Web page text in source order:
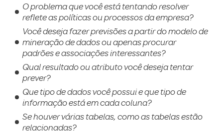
O problema que você está tentando resolver
reflete as políticas ou processos da empresa?
Você deseja fazer previsões a partir do modelo de
mineração de dados ou apenas procurar
padrões e associações interessantes?
Qual resultado ou atributo você deseja tentar
prever?
Que tipo de dados você possui e que tipo de
informação está em cada coluna?
Se houver várias tabelas, como as tabelas estão
relacionadas?